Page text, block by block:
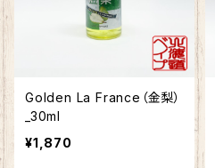
Golden La France（金梨）
_30ml
¥1,870